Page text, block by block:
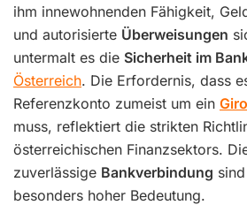
ihm innewohnenden Fähigkeit,
und autorisierte Überweisungen
untermalt es die Sicherheit im
Österreich. Die Erfordernis, dass
Referenzkonto zumeist um ein
muss, reflektiert die strikten
österreichischen Finanzsektors.
zuverlässige Bankverbindung
besonders hoher Bedeutung.